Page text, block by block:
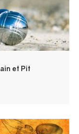
et Pit